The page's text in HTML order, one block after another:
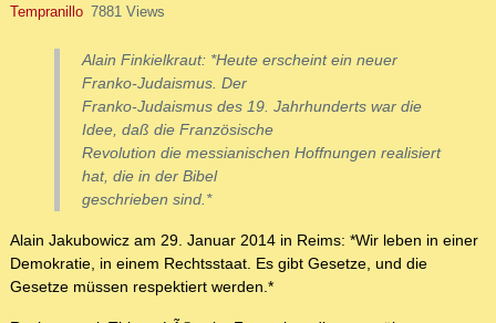
Tempranillo 7881 Views
Alain Finkielkraut: *Heute erscheint ein neuer
Franko-Judaismus. Der
Franko-Judaismus des 19. Jahrhunderts war die
Idee, daß die Französische
Revolution die messianischen Hoffnungen realisiert
hat, die in der Bibel
geschrieben sind.*
Alain Jakubowicz am 29. Januar 2014 in Reims: *Wir leben in einer
Demokratie, in einem Rechtsstaat. Es gibt Gesetze, und die
Gesetze müssen respektiert werden.*